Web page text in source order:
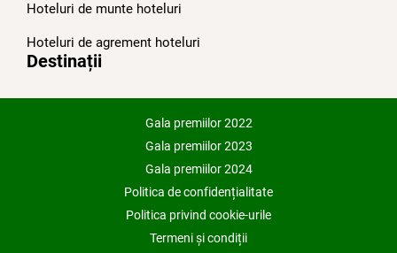
Hoteluri de munte hoteluri
Hoteluri de agrement hoteluri
Destinații
Gala premiilor 2022
Gala premiilor 2023
Gala premiilor 2024
Politica de confidențialitate
Politica privind cookie-urile
Termeni și condiții